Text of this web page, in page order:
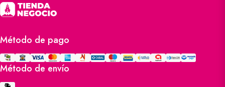
Método de pago
Método de envío